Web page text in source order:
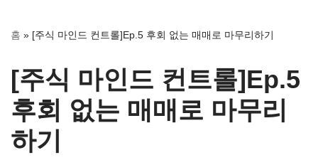
건
기
홈 » [주식 마인드 컨트롤]Ep.5 후회 없는 매매로 마무리하기
[주식 마인드 컨트롤]Ep.5
후회 없는 매매로 마무리
하기